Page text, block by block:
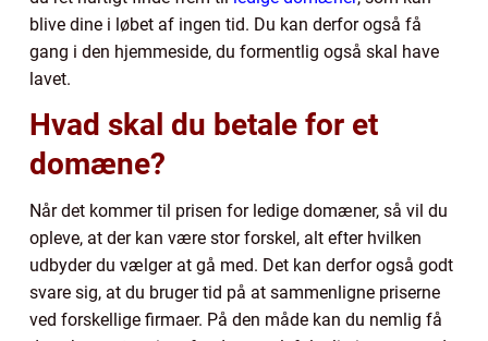
blive dine i løbet af ingen tid. Du kan derfor også få
gang i den hjemmeside, du formentlig også skal have
lavet.
Hvad skal du betale for et
domæne?
Når det kommer til prisen for ledige domæner, så vil du
opleve, at der kan være stor forskel, alt efter hvilken
udbyder du vælger at gå med. Det kan derfor også godt
svare sig, at du bruger tid på at sammenligne priserne
ved forskellige firmaer. På den måde kan du nemlig få